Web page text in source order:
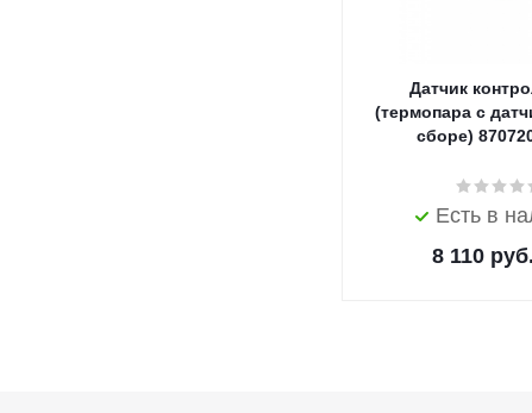
Датчик
(термопара с
сборе)
Есть в
8 110руб.